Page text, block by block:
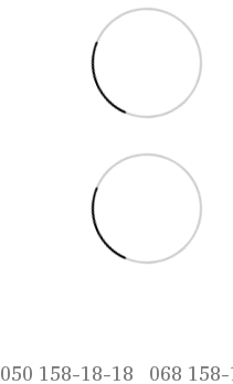
050 158-18-18 068